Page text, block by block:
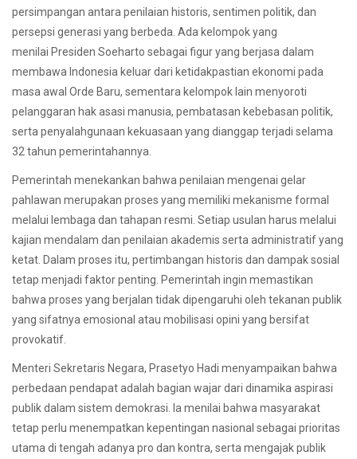
persimpangan antara penilaian historis, sentimen politik, dan
persepsi generasi yang berbeda. Ada kelompok yang
menilai Presiden Soeharto sebagai figur yang berjasa dalam
membawa Indonesia keluar dari ketidakpastian ekonomi pada
masa awal Orde Baru, sementara kelompok lain menyoroti
pelanggaran hak asasi manusia, pembatasan kebebasan politik,
serta penyalahgunaan kekuasaan yang dianggap terjadi selama
32 tahun pemerintahannya.
Pemerintah menekankan bahwa penilaian mengenai gelar
pahlawan merupakan proses yang memiliki mekanisme formal
melalui lembaga dan tahapan resmi. Setiap usulan harus melalui
kajian mendalam dan penilaian akademis serta administratif yang
ketat. Dalam proses itu, pertimbangan historis dan dampak sosial
tetap menjadi faktor penting. Pemerintah ingin memastikan
bahwa proses yang berjalan tidak dipengaruhi oleh tekanan publik
yang sifatnya emosional atau mobilisasi opini yang bersifat
provokatif.
Menteri Sekretaris Negara, Prasetyo Hadi menyampaikan bahwa
perbedaan pendapat adalah bagian wajar dari dinamika aspirasi
publik dalam sistem demokrasi. Ia menilai bahwa masyarakat
tetap perlu menempatkan kepentingan nasional sebagai prioritas
utama di tengah adanya pro dan kontra, serta mengajak publik